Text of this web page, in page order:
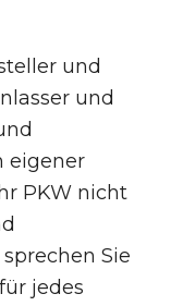
und
und
eigener
PKW nicht
Sie
jedes